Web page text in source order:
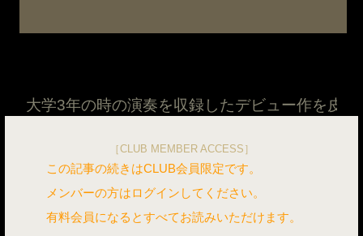
大学3年の時の演奏を収録したデビュー作を皮
［CLUB MEMBER ACCESS］
この記事の続きはCLUB会員限定です。
メンバーの方はログインしてください。
有料会員になるとすべてお読みいただけます。